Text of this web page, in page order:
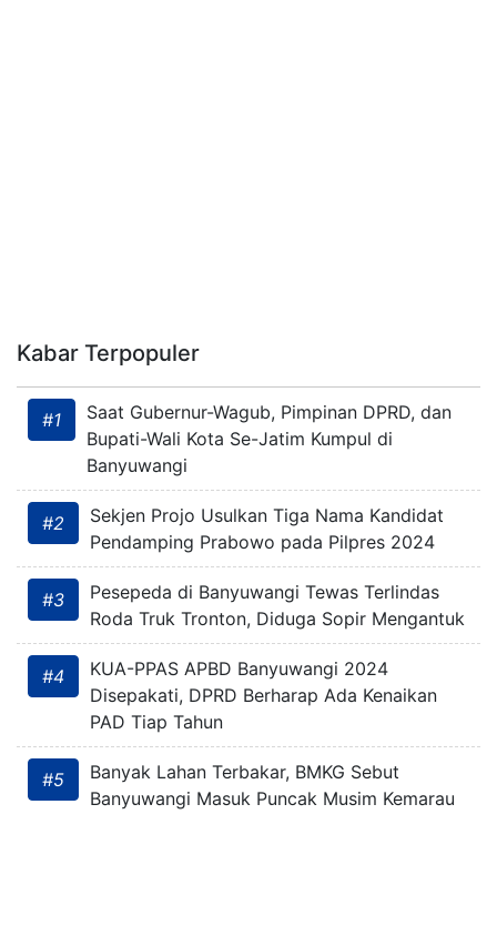
Kabar Terpopuler
#1
Saat Gubernur-Wagub, Pimpinan DPRD, dan
Bupati-Wali Kota Se-Jatim Kumpul di
Banyuwangi
#2
Sekjen Projo Usulkan Tiga Nama Kandidat
Pendamping Prabowo pada Pilpres 2024
#3
Pesepeda di Banyuwangi Tewas Terlindas
Roda Truk Tronton, Diduga Sopir Mengantuk
#4
KUA-PPAS APBD Banyuwangi 2024
Disepakati, DPRD Berharap Ada Kenaikan
PAD Tiap Tahun
#5
Banyak Lahan Terbakar, BMKG Sebut
Banyuwangi Masuk Puncak Musim Kemarau